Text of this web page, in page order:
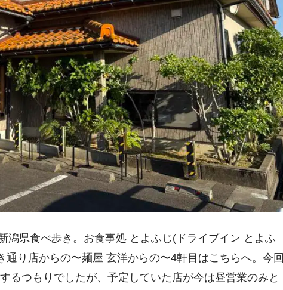
潟県食べ歩き。お食事処 とよふじ(ドライブイン とよふ
通り店からの〜麺屋 玄洋からの〜4軒目はこちらへ。今回
るつもりでしたが、予定していた店が今は昼営業のみと